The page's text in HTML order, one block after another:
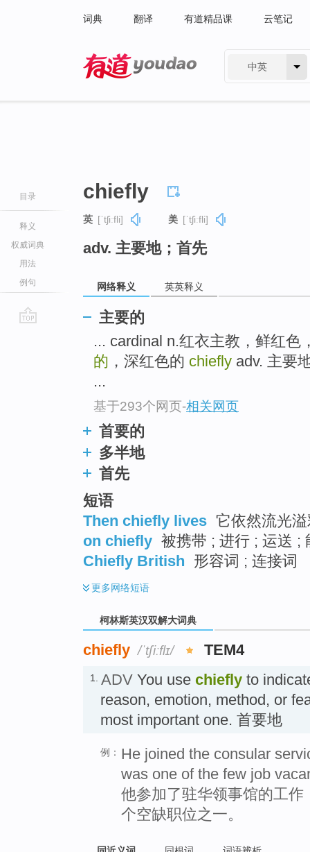
词典 翻译 有道精品课 云笔记
中英
目录
释义
权威词典
用法
例句
chiefly
英 [ˈtʃiːfli] 美 [ˈtʃiːfli]
adv. 主要地；首先
网络释义 英英释义
主要的
... cardinal n.红衣主教，鲜红
的 ，深红色的 chiefly adv. 主要
...
基于293个网页-相关网页
首要的
多半地
首先
短语
Then chiefly lives 它依然流光
on chiefly 被携带 ; 进行 ; 运送 ;
Chiefly British 形容词 ; 连接词
更多网络短语
柯林斯英汉双解大词典
chiefly /ˈtʃiːflɪ/ TEM4
1. ADV You use chiefly to
reason, emotion, method, or
most important one. 首要地
例： He joined the consular
was one of the few job
他参加了驻华领事馆的工
个空缺职位之一。